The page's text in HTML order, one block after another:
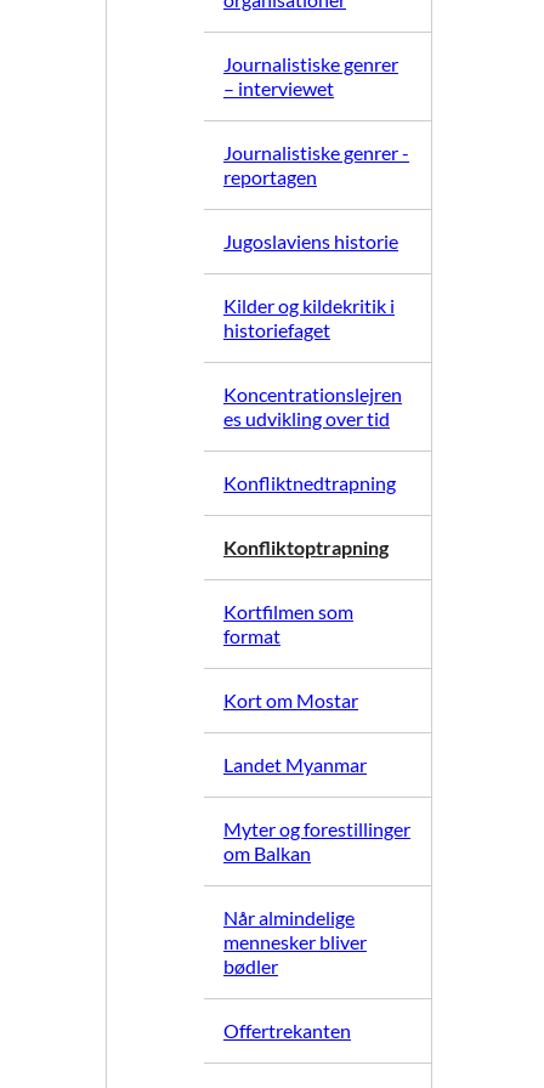
Journalistiske genrer
– interviewet
Journalistiske genrer -
reportagen
Jugoslaviens historie
Kilder og kildekritik i
historiefaget
Koncentrationslejren
es udvikling over tid
Konfliktnedtrapning
Konfliktoptrapning
Kortfilmen som
format
Kort om Mostar
Landet Myanmar
Myter og forestillinger
om Balkan
Når almindelige
mennesker bliver
bødler
Offertrekanten